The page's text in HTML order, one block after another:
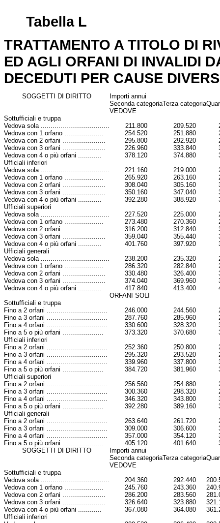
Tabella L
TRATTAMENTO A TITOLO DI
ED AGLI ORFANI DI INVALIDI
DECEDUTI PER CAUSE
SOGGETTI DI DIRITTO
Importi annui
Seconda categoriaTerza categoria
VEDOVE
Sottufficiali e truppa
Vedova sola ...................................
211.800 209.520
Vedova con 1 orfano ....................
254.520 251.880
Vedova con 2 orfani ......................
295.800 292.920
Vedova con 3 orfani ......................
226.960 333.840
Vedova con 4 o più orfani ............
378.120 374.880
Ufficiali inferiori
Vedova sola ...................................
221.160 219.000
Vedova con 1 orfano ....................
265.920 263.160
Vedova con 2 orfani ......................
308.040 305.160
Vedova con 3 orfani ......................
350.160 347.040
Vedova con 4 o più orfani ............
392.280 388.920
Ufficiali superiori
Vedova sola ...................................
227.520 225.000
Vedova con 1 orfano ....................
273.480 270.360
Vedova con 2 orfani ......................
316.200 312.840
Vedova con 3 orfani ......................
359.040 355.440
Vedova con 4 o più orfani ............
401.760 397.920
Ufficiali generali
Vedova sola ...................................
238.200 235.320
Vedova con 1 orfano ....................
286.320 282.840
Vedova con 2 orfani ......................
330.480 326.400
Vedova con 3 orfani ......................
374.040 369.960
Vedova con 4 o più orfani ............
417.840 413.400
ORFANI SOLI
Sottufficiali e truppa
Fino a 2 orfani ...............................
246.000 244.560
Fino a 3 orfani ...............................
287.760 285.960
Fino a 4 orfani ...............................
330.600 328.320
Fino a 5 o più orfani .....................
373.320 370.680
Ufficiali inferiori
Fino a 2 orfani ...............................
252.360 250.800
Fino a 3 orfani ...............................
295.320 293.520
Fino a 4 orfani ...............................
339.960 337.800
Fino a 5 o più orfani .....................
384.720 381.960
Ufficiali superiori
Fino a 2 orfani ...............................
256.560 254.880
Fino a 3 orfani ...............................
300.360 298.320
Fino a 4 orfani ...............................
346.320 343.800
Fino a 5 o più orfani .....................
392.280 389.160
Ufficiali generali
Fino a 2 orfani ...............................
263.640 261.720
Fino a 3 orfani ...............................
309.000 306.600
Fino a 4 orfani ...............................
357.000 354.120
Fino a 5 o più orfani .....................
405.120 401.640
SOGGETTI DI DIRITTO
Importi annui
Seconda categoriaTerza categoria
VEDOVE
Sottufficiali e truppa
Vedova sola ...................................
204.360 292.440
Vedova con 1 orfano ....................
245.760 243.360
Vedova con 2 orfani ......................
286.200 283.560
Vedova con 3 orfani ......................
326.640 323.880
Vedova con 4 o più orfani ............
367.080 364.080
Ufficiali inferiori